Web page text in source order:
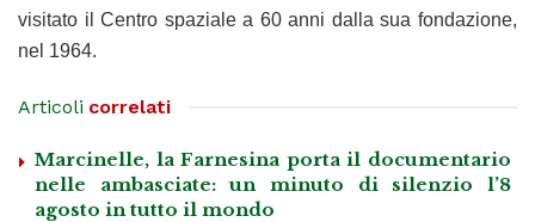
visitato il Centro spaziale a 60 anni dalla sua fondazione,
nel 1964.
Articoli correlati
Marcinelle, la Farnesina porta il documentario
nelle ambasciate: un minuto di silenzio l’8
agosto in tutto il mondo